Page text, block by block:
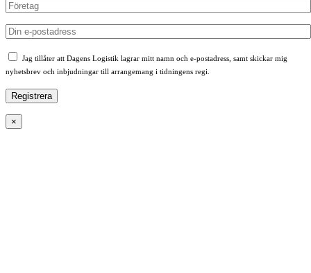
Jag tillåter att Dagens Logistik lagrar mitt namn och e-postadress, samt skickar mig
nyhetsbrev och inbjudningar till arrangemang i tidningens regi.
×